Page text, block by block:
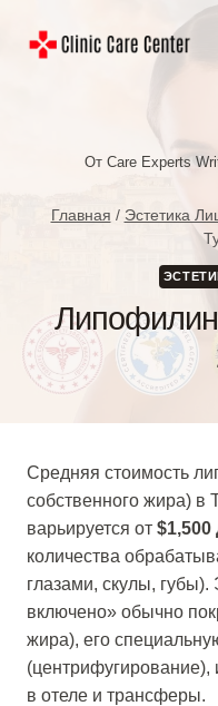
От Care Experts
Главная / Эстетика
Средняя стоимость
собственного жира) в
варьируется от $1,500
количества
глазами, скулы,
включено» обычно
жира), его
в отеле и трансферы.